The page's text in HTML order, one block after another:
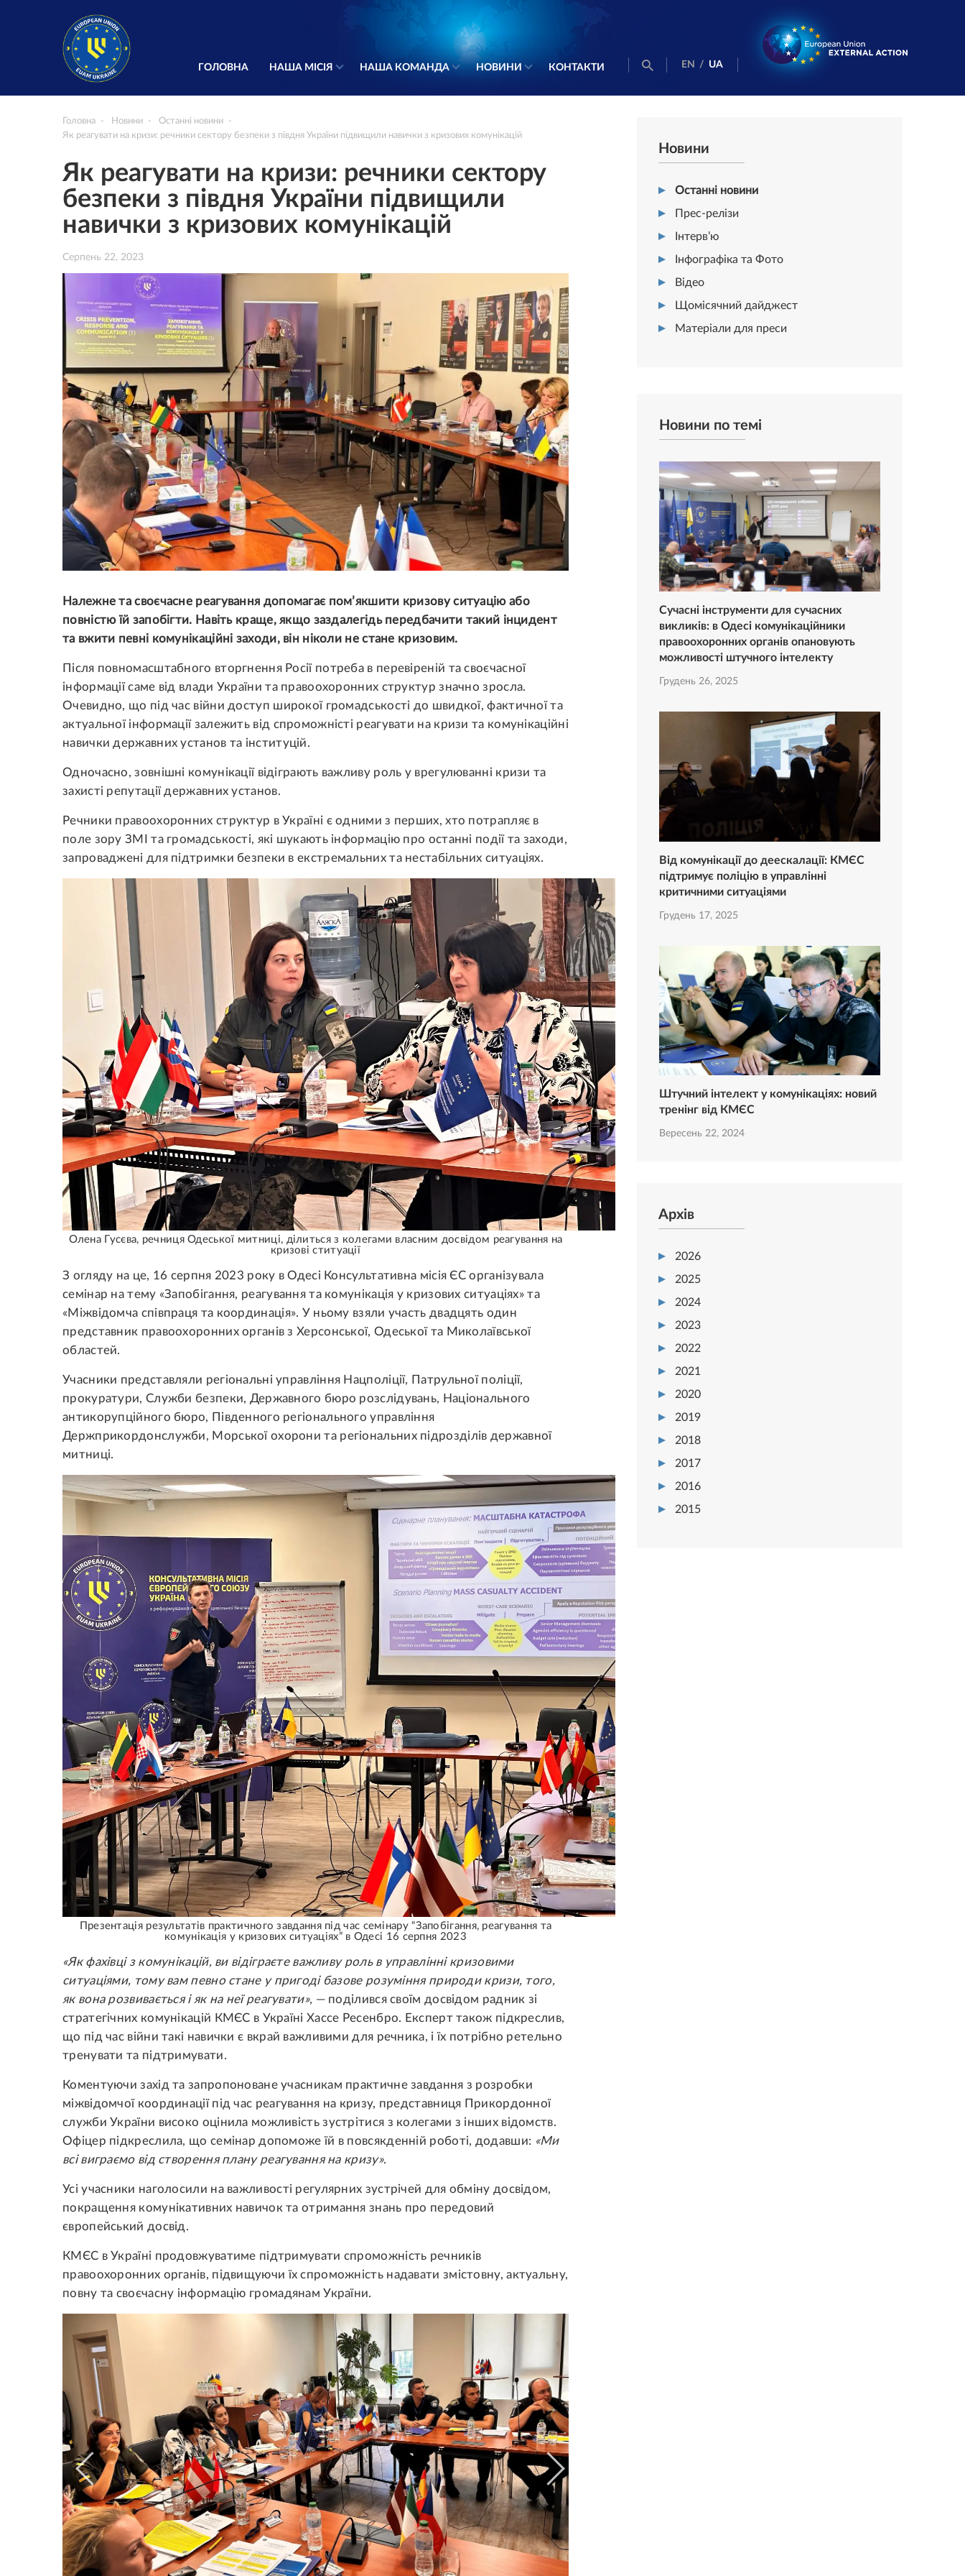
ГОЛОВНА НАША МІСІЯ НАША КОМАНДА НОВИНИ КОНТАКТИ EN / UA
Головна Новини
Останні новини
Як реагувати на кризи: речники сектору безпеки з півдня України підвищили навички з кризових комунікацій
Як реагувати на кризи: речники сектору
безпеки з півдня України підвищили
навички з кризових комунікацій
Серпень 22, 2023
Належне та своєчасне реагування допомагає пом’якшити кризову ситуацію або
повністю їй запобігти. Навіть краще, якщо заздалегідь передбачити такий інцидент
та вжити певні комунікаційні заходи, він ніколи не стане кризовим.
Після повномасштабного вторгнення Росії потреба в перевіреній та своєчасної
інформації саме від влади України та правоохоронних структур значно зросла.
Очевидно, що під час війни доступ широкої громадськості до швидкої, фактичної та
актуальної інформації залежить від спроможністі реагувати на кризи та комунікаційні
навички державних установ та інституцій.
Одночасно, зовнішні комунікації відіграють важливу роль у врегулюванні кризи та
захисті репутації державних установ.
Речники правоохоронних структур в Україні є одними з перших, хто потрапляє в
поле зору ЗМІ та громадськості, які шукають інформацію про останні події та заходи,
запроваджені для підтримки безпеки в екстремальних та нестабільних ситуаціях.
Олена Гусєва, речниця Одеської митниці, ділиться з колегами власним досвідом реагування на
кризові ституації
З огляду на це, 16 серпня 2023 року в Одесі Консультативна місія ЄС організувала
семінар на тему «Запобігання, реагування та комунікація у кризових ситуаціях» та
«Міжвідомча співпраця та координація». У ньому взяли участь двадцять один
представник правоохоронних органів з Херсонської, Одеської та Миколаївської
областей.
Учасники представляли регіональні управління Нацполіції, Патрульної поліції,
прокуратури, Служби безпеки, Державного бюро розслідувань, Національного
антикорупційного бюро, Південного регіонального управління
Держприкордонслужби, Морської охорони та регіональних підрозділів державної
митниці.
Презентація результатів практичного завдання під час семінару “Запобігання, реагування та
комунікація у кризових ситуаціях” в Одесі 16 серпня 2023
«Як фахівці з комунікацій, ви відіграєте важливу роль в управлінні кризовими
ситуаціями, тому вам певно стане у пригоді базове розуміння природи кризи, того,
як вона розвивається і як на неї реагувати», — поділився своїм досвідом радник зі
стратегічних комунікацій КМЄС в Україні Хассе Ресенбро. Експерт також підкреслив,
що під час війни такі навички є вкрай важливими для речника, і їх потрібно ретельно
тренувати та підтримувати.
Коментуючи захід та запропоноване учасникам практичне завдання з розробки
міжвідомчої координації під час реагування на кризу, представниця Прикордонної
служби України високо оцінила можливість зустрітися з колегами з інших відомств.
Офіцер підкреслила, що семінар допоможе їй в повсякденній роботі, додавши: «Ми
всі виграємо від створення плану реагування на кризу».
Усі учасники наголосили на важливості регулярних зустрічей для обміну досвідом,
покращення комунікативних навичок та отримання знань про передовий
європейський досвід.
КМЄС в Україні продовжуватиме підтримувати спроможність речників
правоохоронних органів, підвищуючи їх спроможність надавати змістовну, актуальну,
повну та своєчасну інформацію громадянам України.
Новини
Останні новини
Прес-релізи
Інтерв’ю
Інфографіка та Фото
Відео
Щомісячний дайджест
Матеріали для преси
Новини по темі
Сучасні інструменти для сучасних
викликів: в Одесі комунікаційники
правоохоронних органів опановують
можливості штучного інтелекту
Грудень 26, 2025
Від комунікації до деескалації: КМЄС
підтримує поліцію в управлінні
критичними ситуаціями
Грудень 17, 2025
Штучний інтелект у комунікаціях: новий
тренінг від КМЄС
Вересень 22, 2024
Архів
2026
2025
2024
2023
2022
2021
2020
2019
2018
2017
2016
2015